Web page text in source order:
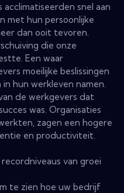
snel aan
met hun persoonlijke
dan ooit tevoren.
die onze
Een waar
moeilijke beslissingen
hun werkleven namen.
de werkgevers dat
was. Organisaties
zagen een hogere
en productiviteit.
van groei
te zien hoe uw bedrijf